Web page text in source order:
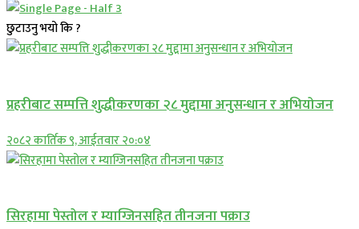
छुटाउनु भयो कि ?
प्रहरीबाट सम्पत्ति शुद्धीकरणका २८ मुद्दामा अनुसन्धान र अभियोजन
२०८२ कार्तिक ९, आईतवार २०:०४
सिरहामा पेस्तोल र म्याग्जिनसहित तीनजना पक्राउ